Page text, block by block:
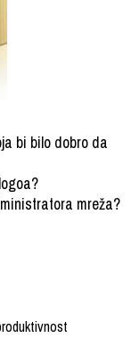
bi bilo dobro da
mreža?